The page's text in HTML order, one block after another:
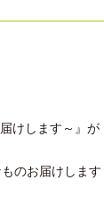
けします～』が
のお届けします